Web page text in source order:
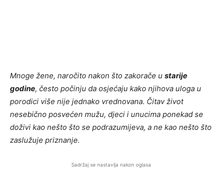
Mnoge žene, naročito nakon što zakorače u starije
godine, često počinju da osjećaju kako njihova uloga u
porodici više nije jednako vrednovana. Čitav život
nesebično posvećen mužu, djeci i unucima ponekad se
doživi kao nešto što se podrazumijeva, a ne kao nešto što
zaslužuje priznanje.
Sadržaj se nastavlja nakon oglasa